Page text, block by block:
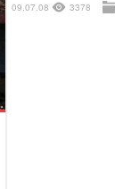
09.07.08 3378